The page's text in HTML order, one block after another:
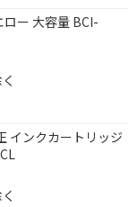
ー 大容量 BCI-
インクカートリッジ
カリ
充電池
用電池